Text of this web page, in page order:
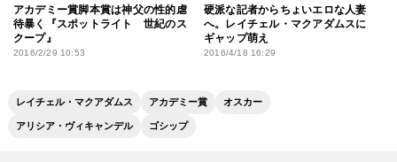
アカデミー賞脚本賞は神父の性的虐
待暴く『スポットライト 世紀のス
クープ』
2016/2/29 10:53
硬派な記者からちょいエロな人妻
へ。レイチェル・マクアダムスに
ギャップ萌え
2016/4/18 16:29
レイチェル・マクアダムス アカデミー賞 オスカー
アリシア・ヴィキャンデル ゴシップ